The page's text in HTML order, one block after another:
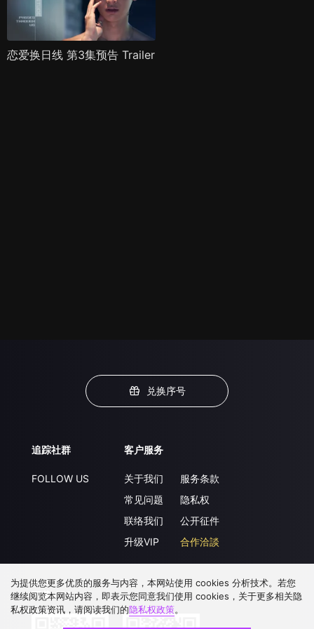
恋爱换日线 第3集预告 Trailer
兑换序号
追踪社群
FOLLOW US
客户服务
关于我们
常见问题
联络我们
升级VIP
服务条款
隐私权
公开征件
合作洽談
下载 APP
为提供您更多优质的服务与内容，本网站使用 cookies 分析技术。若您
继续阅览本网站内容，即表示您同意我们使用 cookies，关于更多相关隐
私权政策资讯，请阅读我们的隐私权政策。